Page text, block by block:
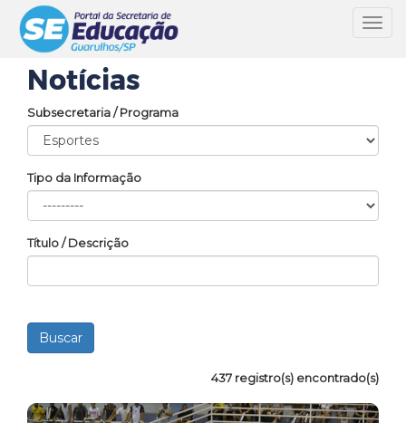
Notícias
Subsecretaria / Programa
Tipo da Informação
Título / Descrição
437 registro(s) encontrado(s)